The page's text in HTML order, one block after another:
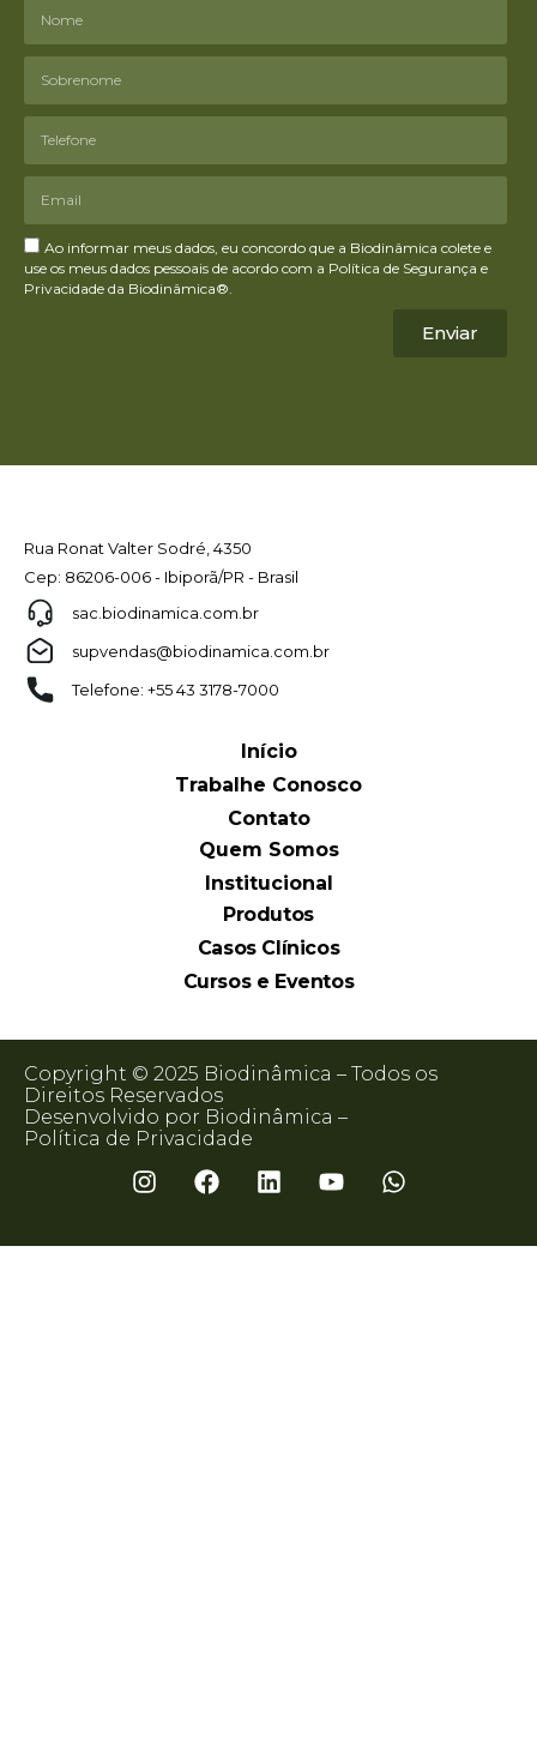
Ao informar meus dados, eu concordo que a Biodinâmica colete e
use os meus dados pessoais de acordo com a Política de Segurança e
Privacidade da Biodinâmica®.
Enviar
Rua Ronat Valter Sodré, 4350
Cep: 86206-006 - Ibiporã/PR - Brasil
sac.biodinamica.com.br
supvendas@biodinamica.com.br
Telefone: +55 43 3178-7000
Início
Trabalhe Conosco
Contato
Quem Somos
Institucional
Produtos
Casos Clínicos
Cursos e Eventos
Copyright © 2025 Biodinâmica – Todos os
Direitos Reservados
Desenvolvido por Biodinâmica –
Política de Privacidade